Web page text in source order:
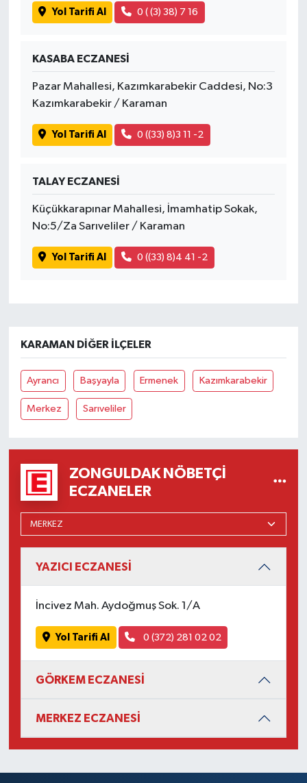
Yol Tarifi Al 0 ( (3) 38) 7 16
KASABA ECZANESİ
Pazar Mahallesi, Kazımkarabekir Caddesi, No:3
Kazımkarabekir / Karaman
Yol Tarifi Al 0 ((33) 8)3 11 -2
TALAY ECZANESİ
Küçükkarapınar Mahallesi, İmamhatip Sokak,
No:5/Za Sarıveliler / Karaman
Yol Tarifi Al 0 ((33) 8)4 41 -2
KARAMAN DIĞER İLÇELER
Ayrancı Başyayla Ermenek Kazımkarabekir
Merkez Sarıveliler
ZONGULDAK NÖBETÇI
ECZANELER
YAZICI ECZANESİ
İncivez Mah. Aydoğmuş Sok. 1/A
Yol Tarifi Al 0 (372) 281 02 02
GÖRKEM ECZANESİ
MERKEZ ECZANESİ